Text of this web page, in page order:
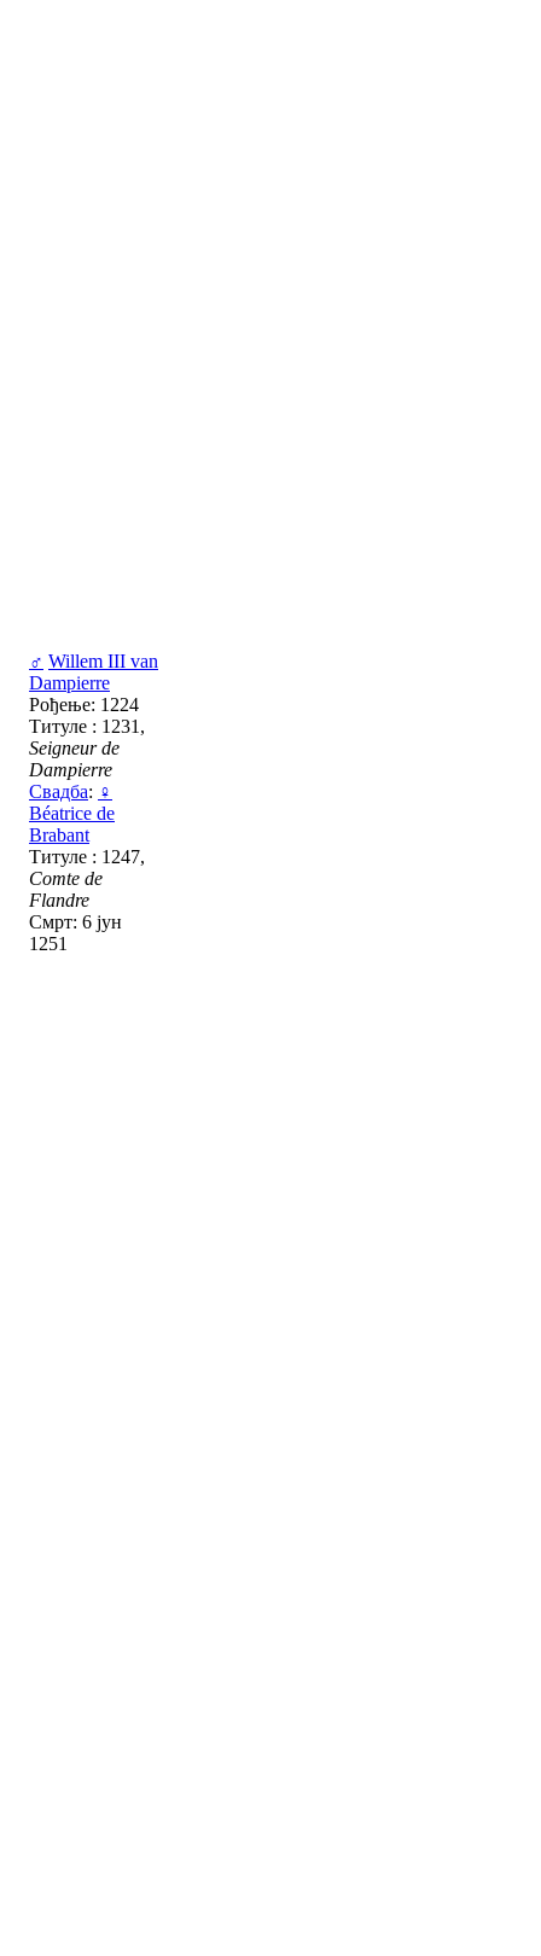
♂ Willem III van
Dampierre
Рођење: 1224
Титуле : 1231,
Seigneur de
Dampierre
Свадба: ♀
Béatrice de
Brabant
Титуле : 1247,
Comte de
Flandre
Смрт: 6 јун
1251